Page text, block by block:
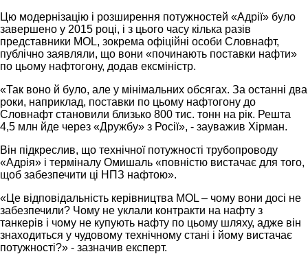
Цю модернізацію і розширення потужностей «Адрії» було
завершено у 2015 році, і з цього часу кілька разів
представники MOL, зокрема офіційні особи Словнафт,
публічно заявляли, що вони «починають поставки нафти»
по цьому нафтогону, додав ексміністр.
«Так воно й було, але у мінімальних обсягах. За останні два
роки, наприклад, поставки по цьому нафтогону до
Словнафт становили близько 800 тис. тонн на рік. Решта
4,5 млн йде через «Дружбу» з Росії», - зауважив Хірман.
Він підкреслив, що технічної потужності трубопроводу
«Адрія» і терміналу Омишаль «повністю вистачає для того,
щоб забезпечити ці НПЗ нафтою».
«Це відповідальність керівництва MOL – чому вони досі не
забезпечили? Чому не уклали контракти на нафту з
танкерів і чому не купують нафту по цьому шляху, адже він
знаходиться у чудовому технічному стані і йому вистачає
потужності?» - зазначив експерт.